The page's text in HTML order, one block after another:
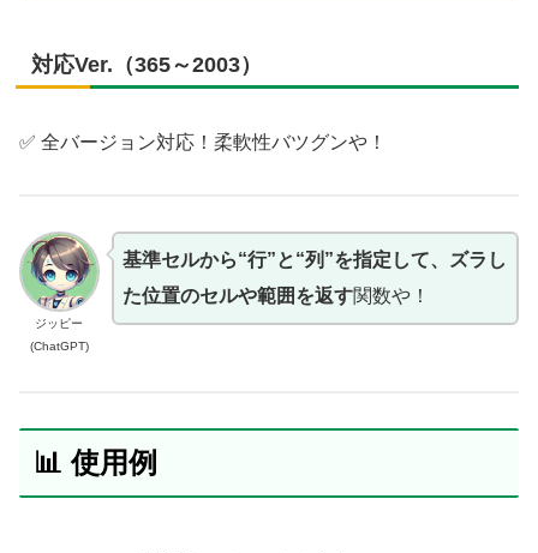
対応Ver.（365～2003）
✅ 全バージョン対応！柔軟性バツグンや！
ジッピー
(ChatGPT)
基準セルから“行”と“列”を指定して、ズラし
た位置のセルや範囲を返す関数や！
📊 使用例